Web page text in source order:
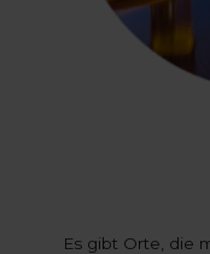
Es gibt Orte, die